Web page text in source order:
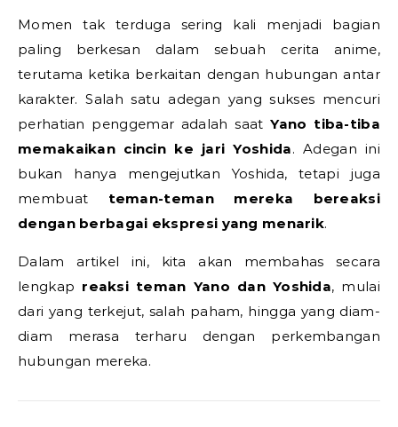
Momen tak terduga sering kali menjadi bagian
paling berkesan dalam sebuah cerita anime,
terutama ketika berkaitan dengan hubungan antar
karakter. Salah satu adegan yang sukses mencuri
perhatian penggemar adalah saatYano tiba-tiba
memakaikan cincin ke jari Yoshida. Adegan ini
bukan hanya mengejutkan Yoshida, tetapi juga
membuat teman-teman mereka bereaksi
dengan berbagai ekspresi yang menarik.
Dalam artikel ini, kita akan membahas secara
lengkap reaksi teman Yano dan Yoshida, mulai
dari yang terkejut, salah paham, hingga yang diam-
diam merasa terharu dengan perkembangan
hubungan mereka.